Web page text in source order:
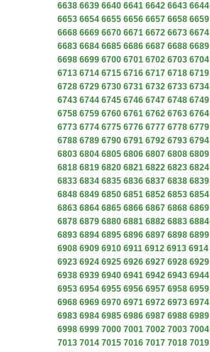
6638 6639 6640 6641 6642 6643 6644
6653 6654 6655 6656 6657 6658 6659
6668 6669 6670 6671 6672 6673 6674
6683 6684 6685 6686 6687 6688 6689
6698 6699 6700 6701 6702 6703 6704
6713 6714 6715 6716 6717 6718 6719
6728 6729 6730 6731 6732 6733 6734
6743 6744 6745 6746 6747 6748 6749
6758 6759 6760 6761 6762 6763 6764
6773 6774 6775 6776 6777 6778 6779
6788 6789 6790 6791 6792 6793 6794
6803 6804 6805 6806 6807 6808 6809
6818 6819 6820 6821 6822 6823 6824
6833 6834 6835 6836 6837 6838 6839
6848 6849 6850 6851 6852 6853 6854
6863 6864 6865 6866 6867 6868 6869
6878 6879 6880 6881 6882 6883 6884
6893 6894 6895 6896 6897 6898 6899
6908 6909 6910 6911 6912 6913 6914
6923 6924 6925 6926 6927 6928 6929
6938 6939 6940 6941 6942 6943 6944
6953 6954 6955 6956 6957 6958 6959
6968 6969 6970 6971 6972 6973 6974
6983 6984 6985 6986 6987 6988 6989
6998 6999 7000 7001 7002 7003 7004
7013 7014 7015 7016 7017 7018 7019